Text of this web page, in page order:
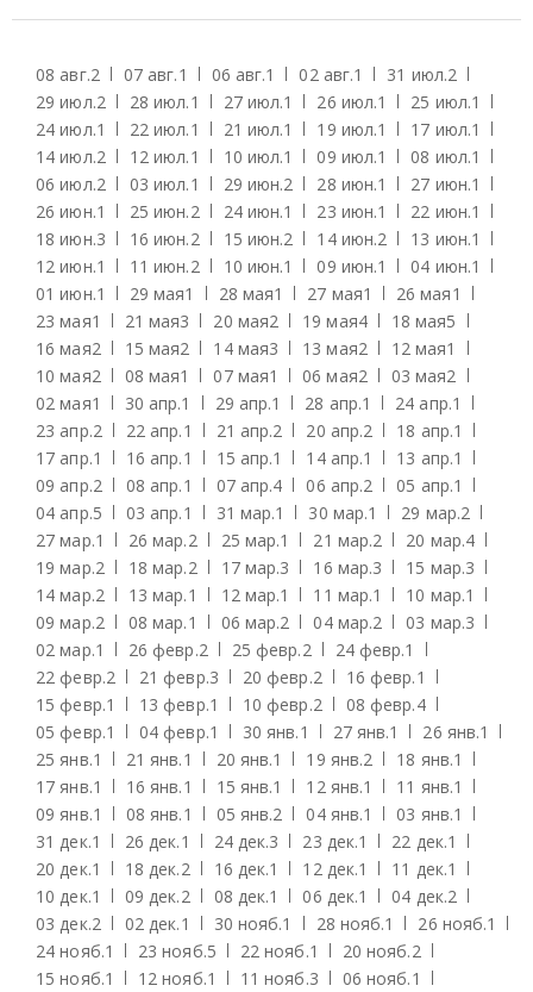
08 авг.2 07 авг.1 06 авг.1 02 авг.1 31 июл.2
29 июл.2 28 июл.1 27 июл.1 26 июл.1 25 июл.1
24 июл.1 22 июл.1 21 июл.1 19 июл.1 17 июл.1
14 июл.2 12 июл.1 10 июл.1 09 июл.1 08 июл.1
06 июл.2 03 июл.1 29 июн.2 28 июн.1 27 июн.1
26 июн.1 25 июн.2 24 июн.1 23 июн.1 22 июн.1
18 июн.3 16 июн.2 15 июн.2 14 июн.2 13 июн.1
12 июн.1 11 июн.2 10 июн.1 09 июн.1 04 июн.1
01 июн.1 29 мая1 28 мая1 27 мая1 26 мая1
23 мая1 21 мая3 20 мая2 19 мая4 18 мая5
16 мая2 15 мая2 14 мая3 13 мая2 12 мая1
10 мая2 08 мая1 07 мая1 06 мая2 03 мая2
02 мая1 30 апр.1 29 апр.1 28 апр.1 24 апр.1
23 апр.2 22 апр.1 21 апр.2 20 апр.2 18 апр.1
17 апр.1 16 апр.1 15 апр.1 14 апр.1 13 апр.1
09 апр.2 08 апр.1 07 апр.4 06 апр.2 05 апр.1
04 апр.5 03 апр.1 31 мар.1 30 мар.1 29 мар.2
27 мар.1 26 мар.2 25 мар.1 21 мар.2 20 мар.4
19 мар.2 18 мар.2 17 мар.3 16 мар.3 15 мар.3
14 мар.2 13 мар.1 12 мар.1 11 мар.1 10 мар.1
09 мар.2 08 мар.1 06 мар.2 04 мар.2 03 мар.3
02 мар.1 26 февр.2 25 февр.2 24 февр.1
22 февр.2 21 февр.3 20 февр.2 16 февр.1
15 февр.1 13 февр.1 10 февр.2 08 февр.4
05 февр.1 04 февр.1 30 янв.1 27 янв.1 26 янв.1
25 янв.1 21 янв.1 20 янв.1 19 янв.2 18 янв.1
17 янв.1 16 янв.1 15 янв.1 12 янв.1 11 янв.1
09 янв.1 08 янв.1 05 янв.2 04 янв.1 03 янв.1
31 дек.1 26 дек.1 24 дек.3 23 дек.1 22 дек.1
20 дек.1 18 дек.2 16 дек.1 12 дек.1 11 дек.1
10 дек.1 09 дек.2 08 дек.1 06 дек.1 04 дек.2
03 дек.2 02 дек.1 30 нояб.1 28 нояб.1 26 нояб.1
24 нояб.1 23 нояб.5 22 нояб.1 20 нояб.2
15 нояб.1 12 нояб.1 11 нояб.3 06 нояб.1